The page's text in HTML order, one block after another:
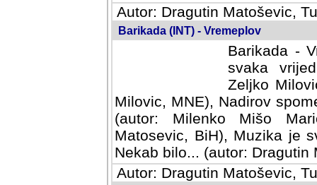
Autor: Dragutin Matoševic,
Barikada (INT) - Vremeplov
Barikada -
svaka
Milovic,
MNE), Nadirov spomenar
Milenko Mišo Maric, UK),
Muzika je svirala (autor:
(autor: Dragutin Matosevic,
Autor: Dragutin Matoševic,